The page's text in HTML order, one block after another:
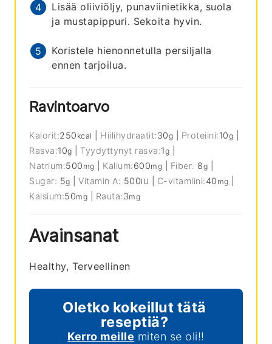
Lisää oliiviöljy, punaviinietikka, suola
ja mustapippuri. Sekoita hyvin.
Koristele hienonnetulla persiljalla
ennen tarjoilua.
Ravintoarvo
Kalorit:250 kcal Hiilihydraatit:30g Proteiini:10g
Rasva:10g Tyydyttynyt rasva:1g
Natrium:500 mg Kalium:600mg Fiber: 8g
Sugar: 5g |Vitamin A: 500IU C-vitamiini:40 mg
Kalsium:50mg Rauta:3mg
Avainsanat
Healthy, Terveellinen
Oletko kokeillut tätä
reseptiä?
Kerro meille miten se oli!!